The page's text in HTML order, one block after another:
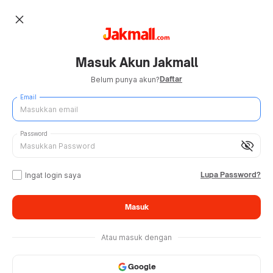
close
Masuk Akun Jakmall
Belum punya akun?Daftar
Email
visibility_off
Password
Ingat login saya Lupa Password?
Masuk
Atau masuk dengan
Google